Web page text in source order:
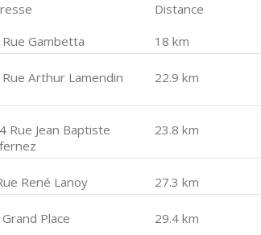
Distance
Gambetta 18 km
Rue Arthur Lamendin 22.9 km
Rue Jean Baptiste
23.8 km
René Lanoy 27.3 km
Place 29.4 km